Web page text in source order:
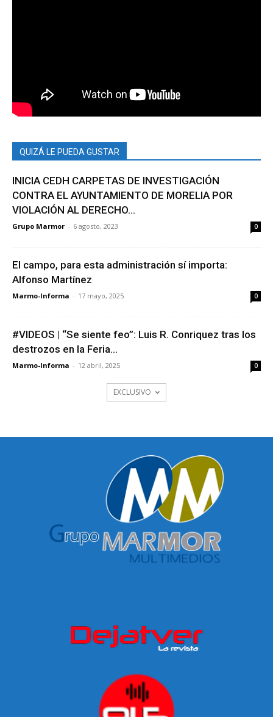
QUIZÁ LE PUEDA GUSTAR
INICIA CEDH CARPETAS DE INVESTIGACIÓN
CONTRA EL AYUNTAMIENTO DE MORELIA POR
VIOLACIÓN AL DERECHO...
Grupo Marmor - 6 agosto, 2023 0
El campo, para esta administración sí importa:
Alfonso Martínez
Marmo-Informa - 17 mayo, 2025 0
#VIDEOS | “Se siente feo”: Luis R. Conriquez tras los
destrozos en la Feria...
Marmo-Informa - 12 abril, 2025 0
EXCLUSIVO